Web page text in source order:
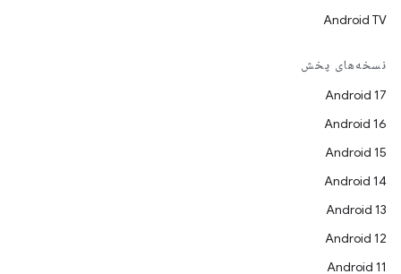
Android TV
نسخه‌های پخش
Android 17
Android 16
Android 15
Android 14
Android 13
Android 12
Android 11